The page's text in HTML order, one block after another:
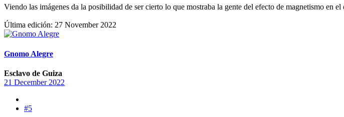
Viendo las imágenes da la posibilidad de ser cierto lo que mostraba la gente del efecto de magnetismo en
Última edición: 27 November 2022
Gnomo Alegre
Esclavo de Guiza
21 December 2022
#5